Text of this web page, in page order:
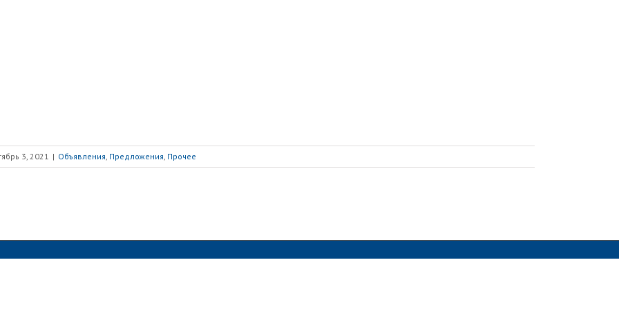
3, 2021 | Объявления, Предложения, Прочее